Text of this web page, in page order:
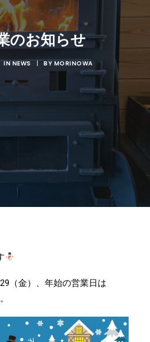
のお知らせ
IN NEWS | BY MORINOWA
（金）、年始の営業日は